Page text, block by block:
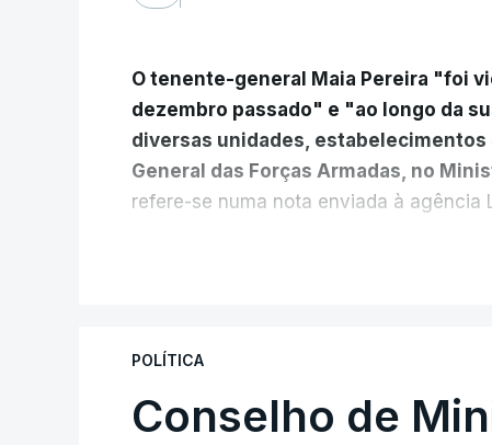
O tenente-general Maia Pereira "foi
dezembro passado" e "ao longo da
diversas unidades,
General das Forças Armadas, no
refere-se numa nota enviada à agência
mais recentemente, na MINUSCA,
"Foi aindachefe do Branch de Apoio
POLÍTICA
Conselho de